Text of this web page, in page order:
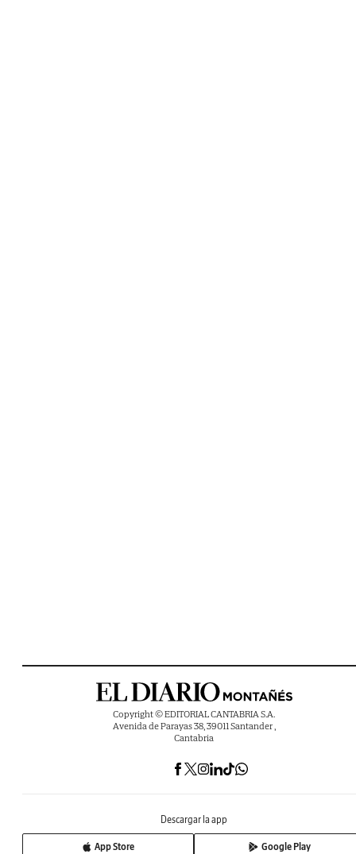
Copyright © EDITORIAL CANTABRIA S.A.
Avenida de Parayas 38, 39011 Santander ,
Cantabria
Descargar la app
App Store Google Play